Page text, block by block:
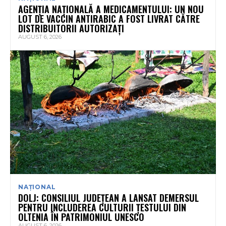
AGENȚIA NAȚIONALĂ A MEDICAMENTULUI: UN NOU
LOT DE VACCIN ANTIRABIC A FOST LIVRAT CĂTRE
DISTRIBUITORII AUTORIZAȚI
AUGUST 6, 2026
NAȚIONAL
DOLJ: CONSILIUL JUDEȚEAN A LANSAT DEMERSUL
PENTRU INCLUDEREA CULTURII ȚESTULUI DIN
OLTENIA ÎN PATRIMONIUL UNESCO